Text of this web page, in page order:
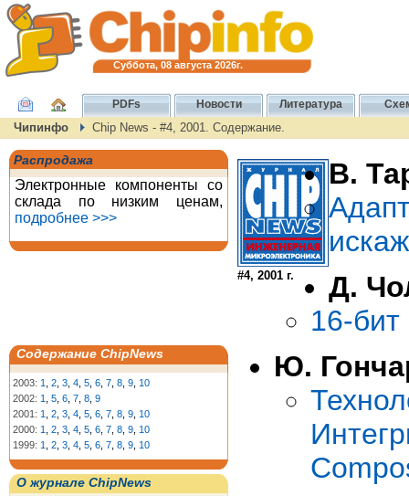
Суббота, 08 августа 2026г.
PDFs Новости Литература
Чипинфо Chip News - #4, 2001. Содержание.
Распродажа
Электронные компоненты со
склада по низким ценам,
подробнее >>>
Содержание ChipNews
2003: 1 2 3 4 5 6 7 8 9 10
2002: 1 5 6 7 8 9
2001: 1 2 3 4 5 6 7 8 9 10
2000: 1 2 3 4 5 6 7 8 9 10
1999: 1 2 3 4 5 6 7 8 9 10
О журнале ChipNews
#4, 2001 г.
В.
Д.
16-
Ю.